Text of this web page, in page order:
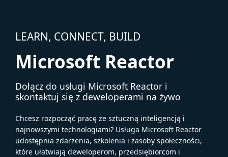
LEARN, CONNECT, BUILD
Microsoft Reactor
Dołącz do usługi Microsoft Reactor i
skontaktuj się z deweloperami na żywo
Chcesz rozpocząć pracę ze sztuczną inteligencją i
najnowszymi technologiami? Usługa Microsoft Reactor
udostępnia zdarzenia, szkolenia i zasoby społeczności,
które ułatwiają deweloperom, przedsiębiorcom i